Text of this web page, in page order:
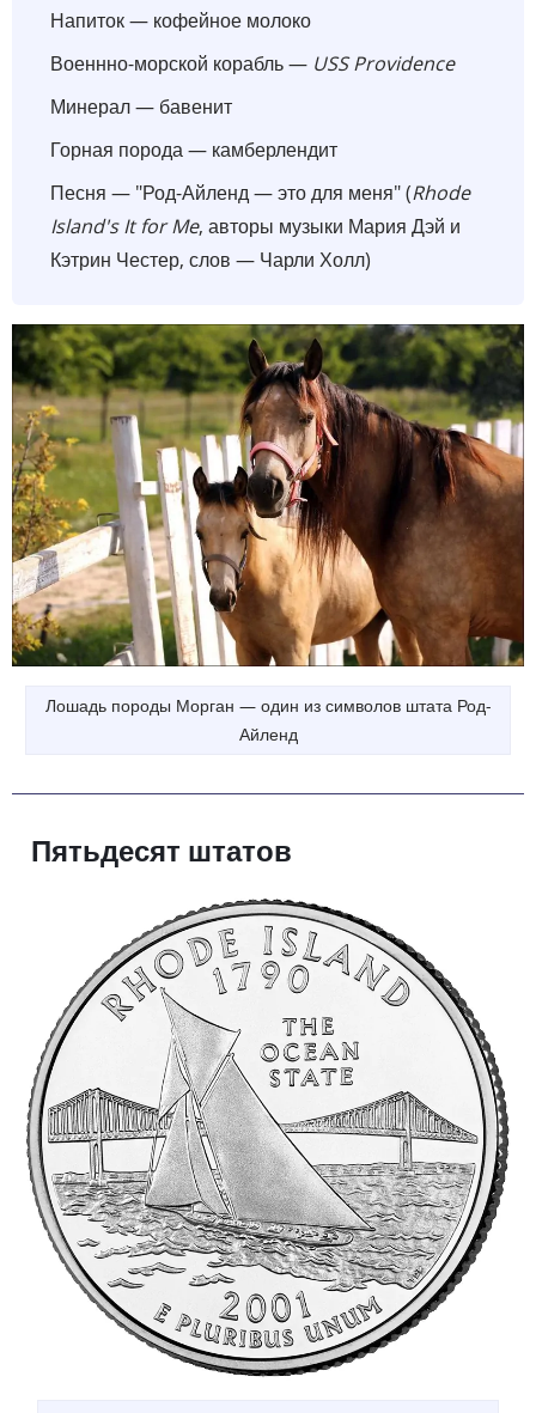
Напиток — кофейное молоко
Военнно-морской корабль — USS Providence
Минерал — бавенит
Горная порода — камберлендит
Песня — "Род-Айленд — это для меня" (Rhode
Island's It for Me, авторы музыки Мария Дэй и
Кэтрин Честер, слов — Чарли Холл)
Лошадь породы Морган — один из символов штата Род-
Айленд
Пятьдесят штатов